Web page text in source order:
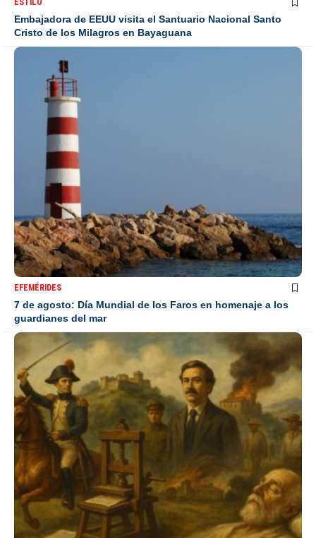
ESTILO
Embajadora de EEUU visita el Santuario Nacional Santo
Cristo de los Milagros en Bayaguana
EFEMÉRIDES
7 de agosto: Día Mundial de los Faros en homenaje a los
guardianes del mar